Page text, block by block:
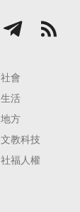
社會
生活
地方
文教科技
社福人權